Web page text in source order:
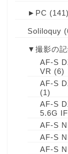
► PC (141)
Soliloquy
▼ 撮影の
AF-S
VR (6)
AF-S
(1)
AF-S
5.6G
AF-S
AF-S
AF-S